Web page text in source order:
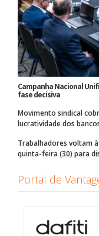
Campanha Nacional
fase decisiva
Movimento sindical
lucratividade dos
Trabalhadores voltam
quinta-feira (30) para
Portal de